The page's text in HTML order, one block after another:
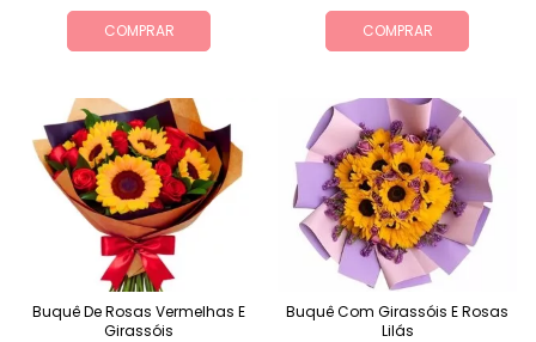
COMPRAR COMPRAR
Buquê De Rosas Vermelhas E
Girassóis
Buquê Com Girassóis E Rosas
Lilás